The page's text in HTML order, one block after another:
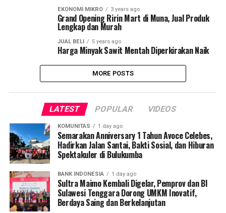
EKONOMI MIKRO 3 years ago
Grand Opening Ririn Mart di Muna, Jual Produk
Lengkap dan Murah
JUAL BELI 5 years ago
Harga Minyak Sawit Mentah Diperkirakan Naik
MORE POSTS
LATEST POPULAR VIDEOS
KOMUNITAS 1 day ago
Semarakan Anniversary 1 Tahun Avoce Celebes,
Hadirkan Jalan Santai, Bakti Sosial, dan Hiburan
Spektakuler di Bulukumba
BANK INDONESIA 1 day ago
Sultra Maimo Kembali Digelar, Pemprov dan BI
Sulawesi Tenggara Dorong UMKM Inovatif,
Berdaya Saing dan Berkelanjutan